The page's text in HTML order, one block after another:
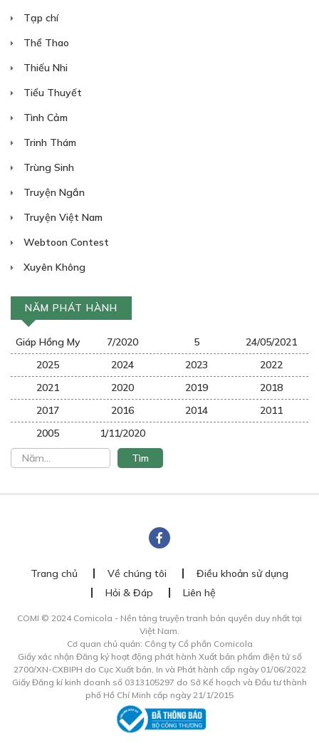
CHƯƠNG 16: LĂNG NHĂNG CỦA HOÀNG
THIÊN NHƯ.
28/07/2023
CHƯƠNG 17: HỒI ƯỚC VỀ TÔI VÀ EM, HÀ
XUÂN CHÂU...
28/07/2023
CHƯƠNG 18: CẬU MUỐN GÌ?
Free
CHƯƠNG 20: TÌNH TRẠNG SỨC KHOẺ
28/07/2023
Tạp chí
Thể Thao
Thiếu Nhi
Tiểu Thuyết
Tình Cảm
Trinh Thám
Trùng Sinh
Truyện Ngắn
Truyện Việt Nam
Webtoon Contest
Xuyên Không
NĂM PHÁT HÀNH
Giáp Hồng My 7/2020 5
24/05/2021
2025
2024 2023
2022
2021
2020 2019
2018
2017
2016 2014
2011
2005
1/11/2020
Trang chủ Về chúng tôi
Điều khoản sử dụng
Hỏi & Đáp
Liên hệ
COMI © 2024 Comicola - Nền tảng truyện tranh bản quyền duy nhất tại
Việt Nam.
Cơ quan chủ quản: Công ty Cổ phần Comicola
Giấy xác nhận Đăng ký hoạt động phát hành Xuất bản phẩm điện tử số
2700/XN-CXBIPH do Cục Xuất bản, In và Phát hành cấp ngày 01/06/2022
Giấy Đăng kí kinh doanh số 0313105297 do Sở Kế hoạch và Đầu tư thành
phố Hồ Chí Minh cấp ngày 21/1/2015